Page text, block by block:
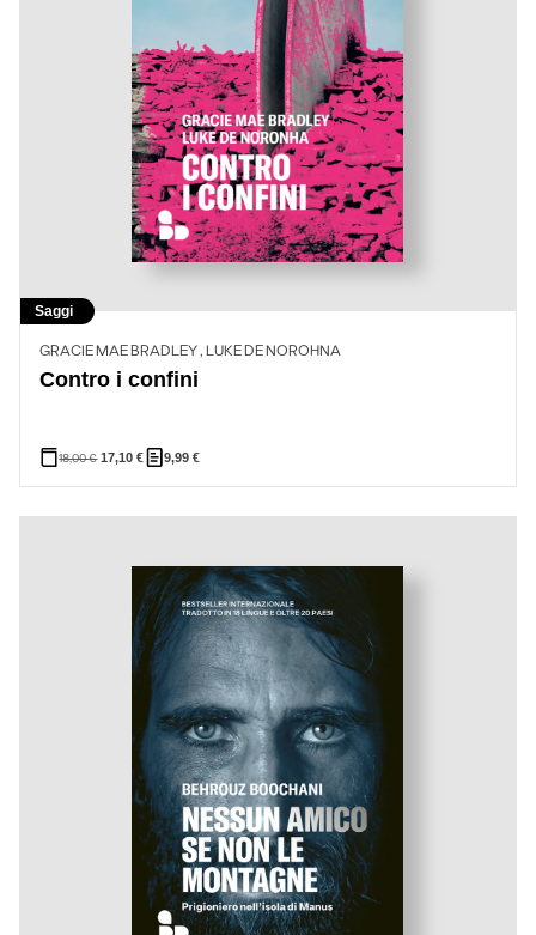
Saggi
GRACIE MAE BRADLEY , LUKE DE NOROHNA
Contro i confini
18,00€ 17,10€ 9,99 €